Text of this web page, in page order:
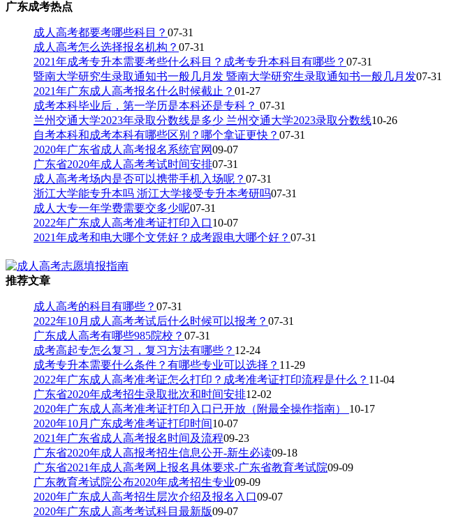
广东成考热点
成人高考都要考哪些科目？ 07-31
成人高考怎么选择报名机构？ 07-31
2021年成考专升本需要考些什么科目？成考专升本科目有哪些？ 07-31
暨南大学研究生录取通知书一般几月发 暨南大学研究生录取通知书一般几月发07-31
2021年广东成人高考报名什么时候截止？ 01-27
成考本科毕业后，第一学历是本科还是专科？ 07-31
兰州交通大学2023年录取分数线是多少 兰州交通大学2023录取分数线10-26
自考本科和成考本科有哪些区别？哪个拿证更快？ 07-31
2020年广东省成人高考报名系统官网09-07
广东省2020年成人高考考试时间安排07-31
成人高考考场内是否可以携带手机入场呢？ 07-31
浙江大学能专升本吗 浙江大学接受专升本考研吗07-31
成人大专一年学费需要交多少呢07-31
2022年广东成人高考准考证打印入口10-07
2021年成考和电大哪个文凭好？成考跟电大哪个好？ 07-31
推荐文章
成人高考的科目有哪些？ 07-31
2022年10月成人高考考试后什么时候可以报考？ 07-31
广东成人高考有哪些985院校？ 07-31
成考高起专怎么复习，复习方法有哪些？ 12-24
成考专升本需要什么条件？有哪些专业可以选择？ 11-29
2022年广东成人高考准考证怎么打印？成考准考证打印流程是什么？ 11-04
广东省2020年成考招生录取批次和时间安排12-02
2020年广东成人高考准考证打印入口已开放（附最全操作指南） 10-17
2020年10月广东成考准考证打印时间10-07
2021年广东省成人高考报名时间及流程09-23
广东省2020年成人高报考招生信息公开-新生必读09-18
广东省2021年成人高考网上报名具体要求-广东省教育考试院09-09
广东教育考试院公布2020年成考招生专业09-09
2020年广东成人高考招生层次介绍及报名入口09-07
2020年广东成人高考考试科目最新版09-07